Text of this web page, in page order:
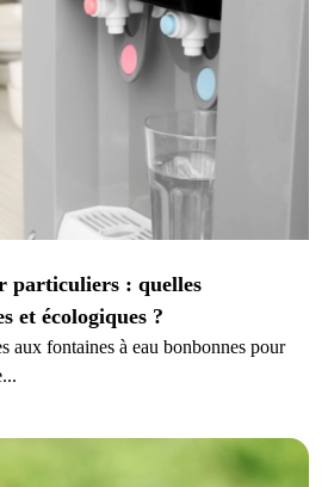
particuliers : quelles
et écologiques ?
aux fontaines à eau bonbonnes pour